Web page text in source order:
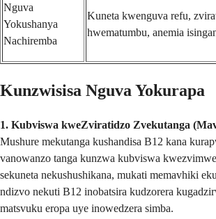
Nguva
Yokushanya
Nachiremba
Kuneta kwenguva refu,
hwematumbu, anemia
Kunzwisisa Nguva Yokurapa
1. Kubviswa kweZviratidzo Zvekutanga
Mushure mekutanga kushandisa B12 kana
vanowanzo tanga kunzwa kubviswa
sekuneta nekushushikana, mukati memavhiki
ndizvo nekuti B12 inobatsira kudzorera
matsvuku eropa uye inowedzera simba.